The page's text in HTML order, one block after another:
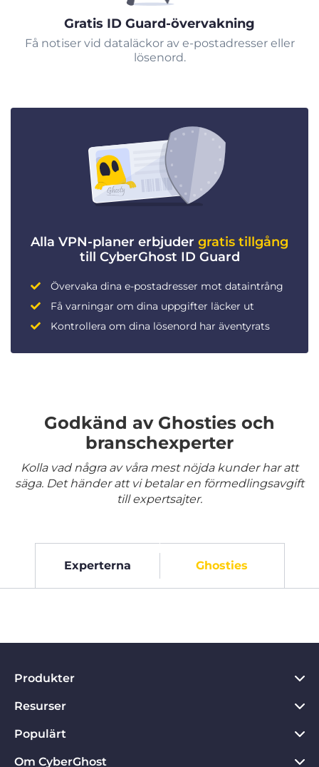
Gratis ID Guard-övervakning
Få notiser vid dataläckor av e-postadresser eller
lösenord.
Alla VPN-planer erbjuder gratis tillgång
till CyberGhost ID Guard
Övervaka dina e-postadresser mot dataintrång
Få varningar om dina uppgifter läcker ut
Kontrollera om dina lösenord har äventyrats
Godkänd av Ghosties och
branschexperter
Kolla vad några av våra mest nöjda kunder har att
säga. Det händer att vi betalar en förmedlingsavgift
till expertsajter.
Experterna Ghosties
Produkter
VPN för PC
VPN för Chrome
VPN för Mac
Resurser
Vad är ett VPN?
Sekretesscenter
Populärt
Recensioner om CyberGhost VPN
Om CyberGhost